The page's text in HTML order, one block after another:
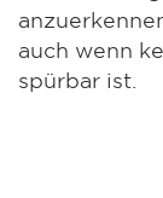
auch wenn
spürbar ist.